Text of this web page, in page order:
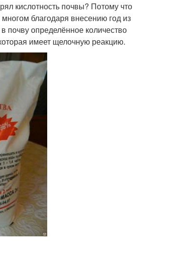
кислотность почвы? Потому что
благодаря внесению год из
почву определённое количество
имеет щелочную реакцию.